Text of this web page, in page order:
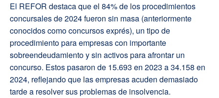
El REFOR destaca que el 84% de los procedimientos
concursales de 2024 fueron sin masa (anteriormente
conocidos como concursos exprés), un tipo de
procedimiento para empresas con importante
sobreendeudamiento y sin activos para afrontar un
concurso. Estos pasaron de 15.693 en 2023 a 34.158 en
2024, reflejando que las empresas acuden demasiado
tarde a resolver sus problemas de insolvencia.